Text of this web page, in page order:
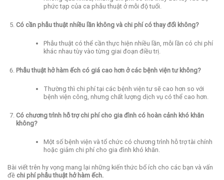
phức tạp của ca phẫu thuật ở mỗi độ tuổi.
Có cần phẫu thuật nhiều lần không và chi phí có thay đổi không?
Phẫu thuật có thể cần thực hiện nhiều lần, mỗi lần có chi phí
khác nhau tùy vào từng giai đoạn điều trị.
Phẫu thuật hở hàm ếch có giá cao hơn ở các bệnh viện tư không?
Thường thì chi phí tại các bệnh viện tư sẽ cao hơn so với
bệnh viện công, nhưng chất lượng dịch vụ có thể cao hơn.
Có chương trình hỗ trợ chi phí cho gia đình có hoàn cảnh khó khăn
không?
Một số bệnh viện và tổ chức có chương trình hỗ trợ tài chính
hoặc giảm chi phí cho gia đình khó khăn.
Bài viết trên hy vọng mang lại những kiến thức bổ ích cho các bạn và vấn
đề chi phí phẫu thuật hở hàm ếch.